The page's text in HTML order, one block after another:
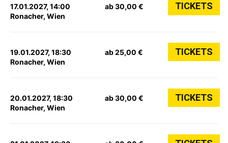
17.01.2027, 14:00
Ronacher, Wien
ab 30,00 € TICKETS
19.01.2027, 18:30
Ronacher, Wien
ab 25,00 € TICKETS
20.01.2027, 18:30
Ronacher, Wien
ab 30,00 € TICKETS